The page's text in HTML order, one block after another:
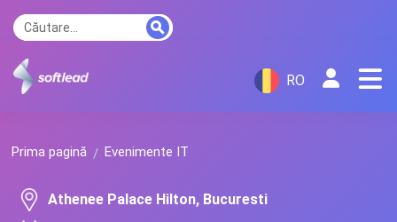
RO
Prima pagină Evenimente IT
Athenee Palace Hilton, Bucuresti